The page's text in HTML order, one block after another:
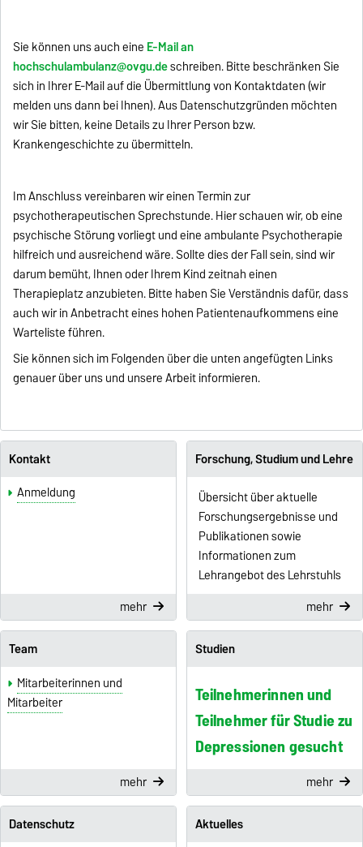
Sie können uns auch eine E-Mail an
hochschulambulanz@ovgu.deschreiben. Bitte beschränken Sie
sich in Ihrer E-Mail auf die Übermittlung von Kontaktdaten (wir
melden uns dann bei Ihnen). Aus Datenschutzgründen möchten
wir Sie bitten, keine Details zu Ihrer Person bzw.
Krankengeschichte zu übermitteln.
Im Anschluss vereinbaren wir einen Termin zur
psychotherapeutischen Sprechstunde. Hier schauen wir, ob eine
psychische Störung vorliegt und eine ambulante Psychotherapie
hilfreich und ausreichend wäre. Sollte dies der Fall sein, sind wir
darum bemüht, Ihnen oder Ihrem Kind zeitnah einen
Therapieplatz anzubieten. Bitte haben Sie Verständnis dafür, dass
auch wir in Anbetracht eines hohen Patientenaufkommens eine
Warteliste führen.
Sie können sich im Folgenden über die unten angefügten Links
genauer über uns und unsere Arbeit informieren.
Kontakt
Anmeldung
mehr
Forschung, Studium und Lehre
Übersicht über aktuelle
Forschungsergebnisse und
Publikationen sowie
Informationen zum
Lehrangebot des Lehrstuhls
mehr
Team
Mitarbeiterinnen und
Mitarbeiter
mehr
Studien
Teilnehmerinnen und
Teilnehmer für Studie zu
Depressionen gesucht
mehr
Datenschutz
Aktuelles